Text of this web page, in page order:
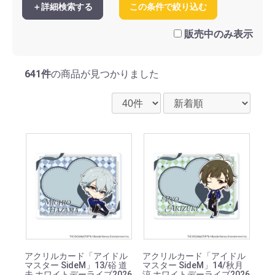
アイドル衣装ver サイバーパンクver おでかけver
オリジナル衣装ver
＋詳細検索する この条件で絞り込む
販売中のみ表示
641件の商品が見つかりました
アクリルカード「アイドル
マスター SideM」13/硲 道
アクリルカード「アイドル
マスター SideM」14/秋月